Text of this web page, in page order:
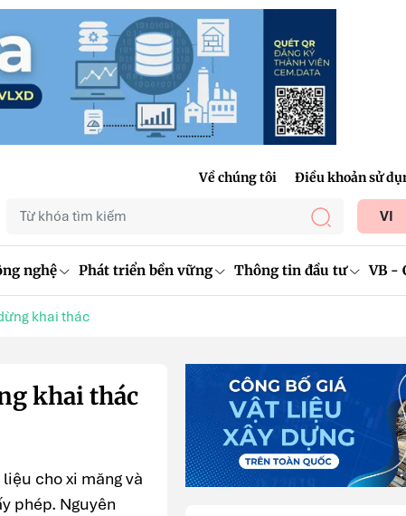
Về chúng tôi Điều khoản sử
VI
nghệ Phát triển bền vững Thông tin đầu tư VB -
khai thác
khai thác
cho xi măng và
phép. Nguyên